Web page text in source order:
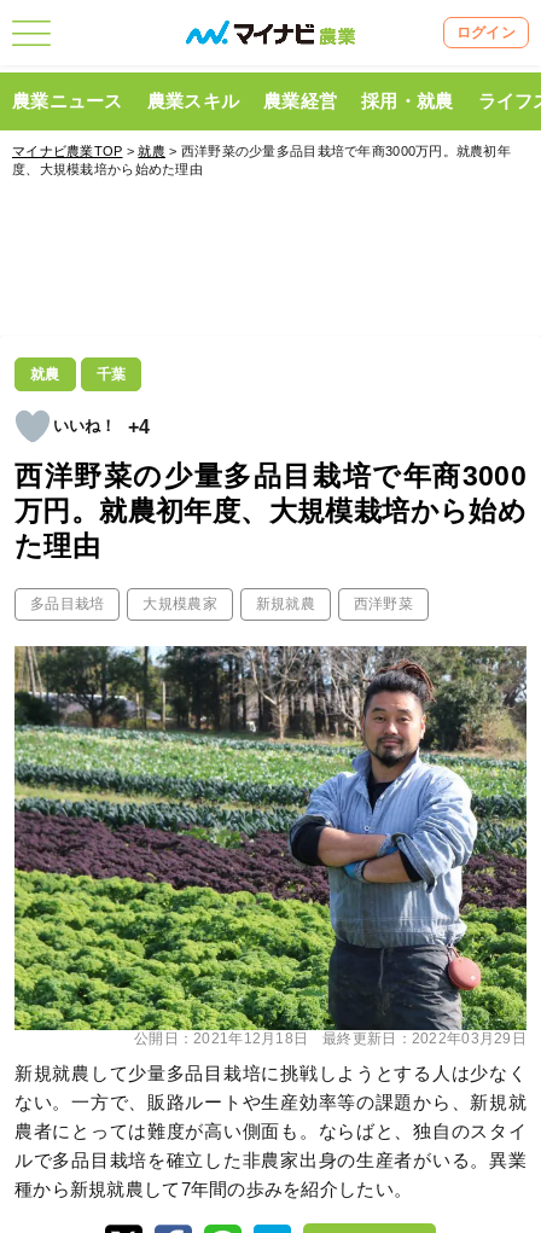
ログイン
農業ニュース 農業スキル 農業経営 採用・就農 ライフ
マイナビ農業TOP >就農 > 西洋野菜の少量多品目栽培で年商3000万円。就農初年
度、大規模栽培から始めた理由
就農 千葉
+4
西洋野菜の少量多品目栽培で年商3000
万円。就農初年度、大規模栽培から始め
た理由
多品目栽培 大規模農家 新規就農 西洋野菜
公開日：2021年12月18日 最終更新日： 2022年03月29日
新規就農して少量多品目栽培に挑戦しようとする人は少なく
ない。一方で、販路ルートや生産効率等の課題から、新規就
農者にとっては難度が高い側面も。ならばと、独自のスタイ
ルで多品目栽培を確立した非農家出身の生産者がいる。異業
種から新規就農して7年間の歩みを紹介したい。